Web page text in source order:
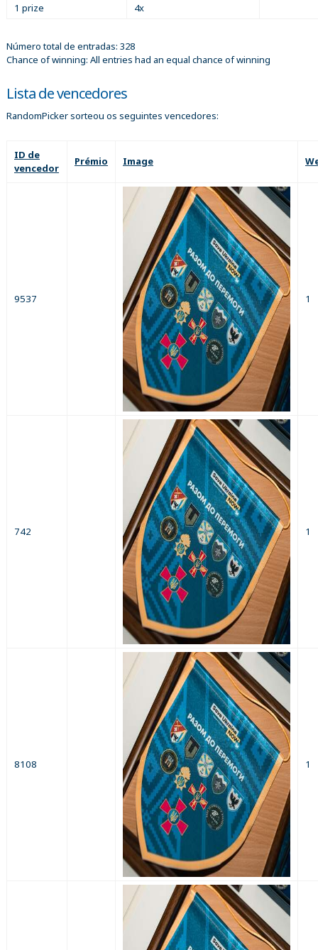
1 prize
4x
Número total de entradas: 328
Chance of winning: All entries had an equal chance of winning
Lista de vencedores
RandomPicker sorteou os seguintes vencedores:
ID de
vencedor
Prémio Image
9537 1
742 1
8108 1